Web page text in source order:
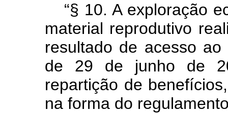
“§ 10. A exploração
material reprodutivo
resultado de acesso
de 29 de junho de
repartição de
na forma do